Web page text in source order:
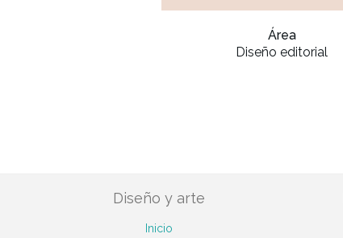
Área
Diseño editorial
Diseño y arte
Inicio